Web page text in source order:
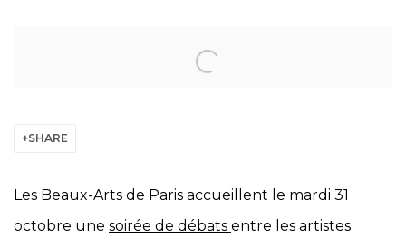
SHARE
Les Beaux-Arts de Paris accueillent le mardi 31
octobre une soirée de débats entre les artistes